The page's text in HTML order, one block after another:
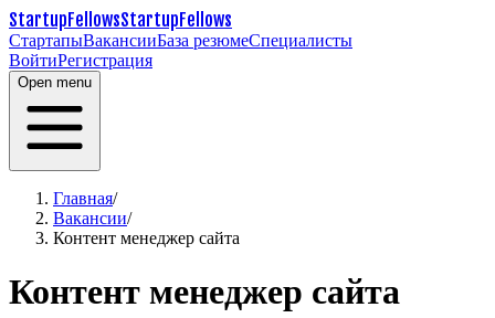
StartupFellowsStartupFellows
СтартапыВакансииБаза резюмеСпециалисты
ВойтиРегистрация
Open menu
Главная/
Вакансии/
Контент менеджер сайта
Контент менеджер сайта